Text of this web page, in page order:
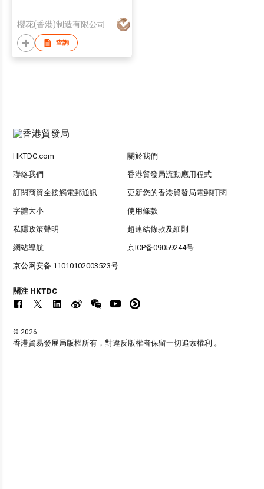
櫻花(香港)制造有限公司
查詢
HKTDC.com 關於我們
聯絡我們 香港貿發局流動應用程式
訂閱商貿全接觸電郵通訊 更新您的香港貿發局電郵訂閱
字體大小 使用條款
私隱政策聲明 超連結條款及細則
網站導航 京ICP备09059244号
京公网安备 11010102003523号
關注 HKTDC
© 2026
香港貿易發展局版權所有，對違反版權者保留一切追索權利 。